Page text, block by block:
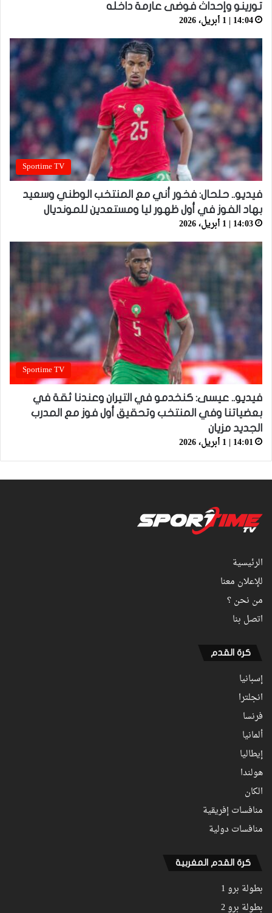
تورينو وإحداث فوضى عارمة داخله
14:04 | 1 أبريل، 2026
Sportime TV
فيديو.. حلحال: فخور أني مع المنتخب الوطني وسعيد
بهاد الفوز في أول ظهور ليا ومستعدين للمونديال
14:03 | 1 أبريل، 2026
Sportime TV
فيديو.. عيسى: كنخدمو في التيران وعندنا ثقة في
بعضياتنا وفي المنتخب وتحقيق أول فوز مع المدرب
الجديد مزيان
14:01 | 1 أبريل، 2026
الرئيسية
للإعلان معنا
من نحن ؟
اتصل بنا
كرة القدم
إسبانيا
انجلترا
فرنسا
ألمانيا
إيطاليا
هولندا
الكان
منافسات إفريقية
منافسات دولية
كرة القدم المغربية
بطولة برو 1
بطولة برو 2